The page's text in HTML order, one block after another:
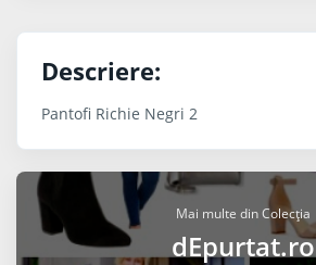
Descriere:
Pantofi Richie Negri 2
Mai multe din Colecția
dEpurtat.ro